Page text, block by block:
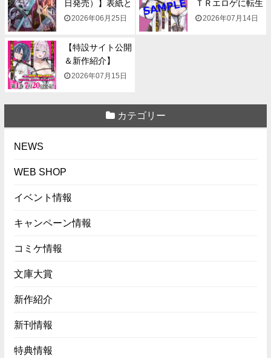
日発売）】表紙と
一...2026年06月25日
ＴＲエロゲに転生
して...
2026年07月14日
【特設サイト公開
＆新作紹介】
『NTR...
2026年07月15日
カテゴリー
NEWS
WEB SHOP
イベント情報
キャンペーン情報
コミケ情報
文庫大賞
新作紹介
新刊情報
特典情報